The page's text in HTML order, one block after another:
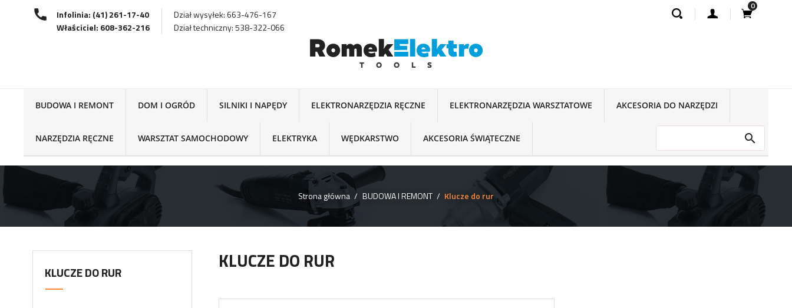
Infolinia: (41) 261-17-40
Właściciel: 608-362-216
Dział wysyłek: 663-476-167
Dział techniczny: 538-322-066
0
BUDOWA I REMONT DOM I OGRÓD SILNIKI I NAPĘDY ELEKTRONARZĘDZIA RĘCZNE ELEKTRONARZĘDZIA WARSZTATOWE AKCESORIA DO NARZĘDZI
NARZĘDZIA RĘCZNE WARSZTAT SAMOCHODOWY ELEKTRYKA WĘDKARSTWO AKCESORIA ŚWIĄTECZNE
Strona główna BUDOWA I REMONT Klucze do rur
KLUCZE DO RUR KLUCZE DO RUR